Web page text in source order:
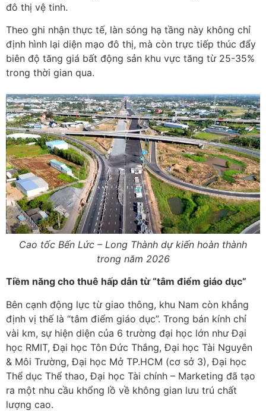
đô thị vệ tinh.
Theo ghi nhận thực tế, làn sóng hạ tầng này không chỉ
định hình lại diện mạo đô thị, mà còn trực tiếp thúc đẩy
biên độ tăng giá bất động sản khu vực tăng từ 25-35%
trong thời gian qua.
Cao tốc Bến Lức – Long Thành dự kiến hoàn thành
trong năm 2026
Tiềm năng cho thuê hấp dẫn từ “tâm điểm giáo dục”
Bên cạnh động lực từ giao thông, khu Nam còn khẳng
định vị thế là “tâm điểm giáo dục”. Trong bán kính chỉ
vài km, sự hiện diện của 6 trường đại học lớn như Đại
học RMIT, Đại học Tôn Đức Thắng, Đại học Tài Nguyên
& Môi Trường, Đại học Mở TP.HCM (cơ sở 3), Đại học
Thể dục Thể thao, Đại học Tài chính – Marketing đã tạo
ra một nhu cầu khổng lồ về không gian lưu trú chất
lượng cao.